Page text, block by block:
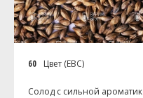
60 Цвет (EBC)
Солод с сильной